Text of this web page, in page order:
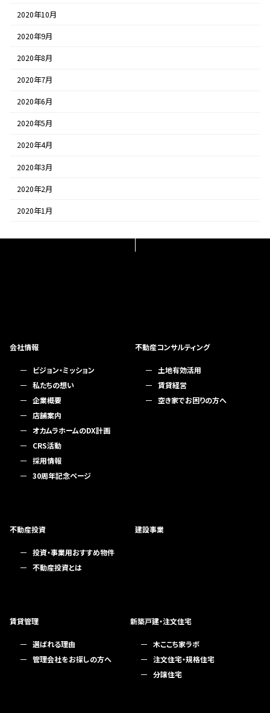
2020年10月
2020年9月
2020年8月
2020年7月
2020年6月
2020年5月
2020年4月
2020年3月
2020年2月
2020年1月
会社情報
ビジョン・ミッション
私たちの想い
企業概要
店舗案内
オカムラホームのDX計画
CRS活動
採用情報
30周年記念ページ
不動産コンサルティング
土地有効活用
賃貸経営
空き家でお困りの方へ
不動産投資
投資・事業用おすすめ物件
不動産投資とは
建設事業
賃貸管理
選ばれる理由
管理会社をお探しの方へ
新築戸建・注文住宅
木ここち家ラボ
注文住宅・規格住宅
分譲住宅